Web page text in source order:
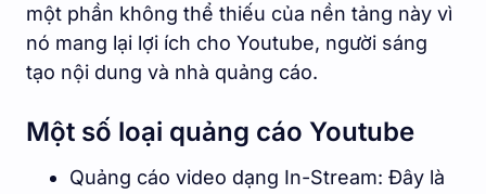
một phần không thể thiếu của nền tảng này vì
nó mang lại lợi ích cho Youtube, người sáng
tạo nội dung và nhà quảng cáo.
Một số loại quảng cáo Youtube
Quảng cáo video dạng In-Stream: Đây là